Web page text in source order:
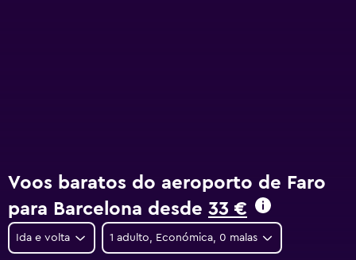
Voos baratos do aeroporto de Faro
para Barcelona desde 33 €
Ida e volta 1 adulto, Económica, 0 malas